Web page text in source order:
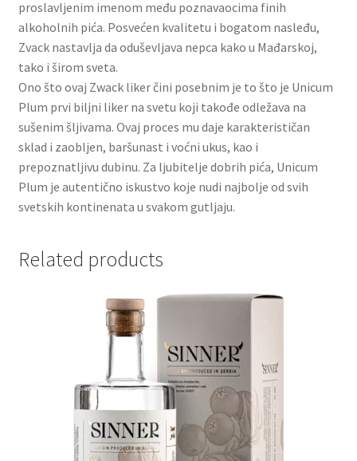
My account
Naši partneri
Newsletter
Partners
Poklon aranžmani
Prijava za masterclass
Prirodni proizvodi
Product page
proslavljenim imenom među poznavaocima finih
alkoholnih pića. Posvećen kvalitetu i bogatom nasleđu,
Zvack nastavlja da oduševljava nepca kako u Mađarskoj,
tako i širom sveta.
Ono što ovaj Zwack liker čini posebnim je to što je Unicum
Plum prvi biljni liker na svetu koji takođe odležava na
sušenim šljivama. Ovaj proces mu daje karakterističan
sklad i zaobljen, baršunast i voćni ukus, kao i
prepoznatljivu dubinu. Za ljubitelje dobrih pića, Unicum
Plum je autentično iskustvo koje nudi najbolje od svih
svetskih kontinenata u svakom gutljaju.
Related products